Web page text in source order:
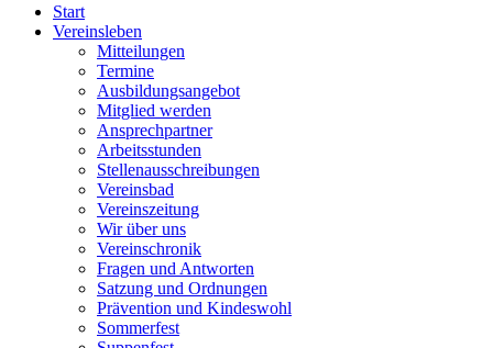
Start
Vereinsleben
Mitteilungen
Termine
Ausbildungsangebot
Mitglied werden
Ansprechpartner
Arbeitsstunden
Stellenausschreibungen
Vereinsbad
Vereinszeitung
Wir über uns
Vereinschronik
Fragen und Antworten
Satzung und Ordnungen
Prävention und Kindeswohl
Sommerfest